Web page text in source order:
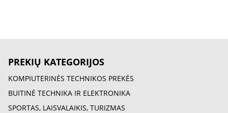
PREKIŲ KATEGORIJOS
KOMPIUTERINĖS TECHNIKOS PREKĖS
BUITINĖ TECHNIKA IR ELEKTRONIKA
SPORTAS, LAISVALAIKIS, TURIZMAS